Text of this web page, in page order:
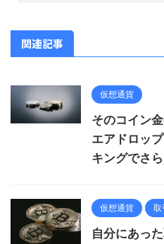
関連記事
仮想通貨
そのコイン
エアドロッ
キングでさ
仮想通貨 取
自分にあっ